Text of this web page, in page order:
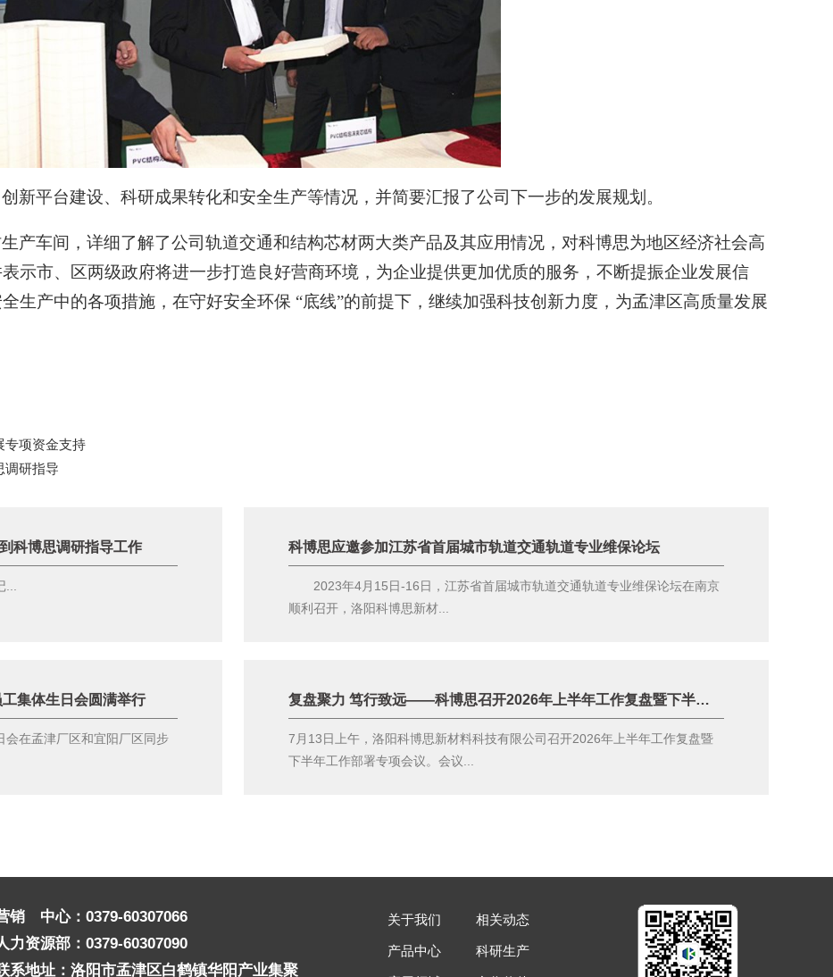
新平台建设、科研成果转化和安全生产等情况，并简要汇报了公司下一步的发展规划。
产车间，详细了解了公司轨道交通和结构芯材两大类产品及其应用情况，对科博思为地区经济社会高
示市、区两级政府将进一步打造良好营商环境，为企业提供更加优质的服务，不断提振企业发展信
生产中的各项措施，在守好安全环保 “底线”的前提下，继续加强科技创新力度，为孟津区高质量发展
专项资金支持
调研指导
科博思调研指导工作 科博思应邀参加江苏省首届城市轨道交通轨道专业维保论坛
2023年4月15日-16日，江苏省首届城市轨道交通轨道专业维保论坛在南京
顺利召开，洛阳科博思新材...
集体生日会圆满举行
在孟津厂区和宜阳厂区同步
复盘聚力 笃行致远——科博思召开2026年上半年工作复盘暨下半年工作部署专项会议
7月13日上午，洛阳科博思新材料科技有限公司召开2026年上半年工作复盘暨
下半年工作部署专项会议。会议...
销 中心：0379-60307066
力资源部：0379-60307090
系地址：洛阳市孟津区白鹤镇华阳产业集聚
关于我们 相关动态
产品中心 科研生产